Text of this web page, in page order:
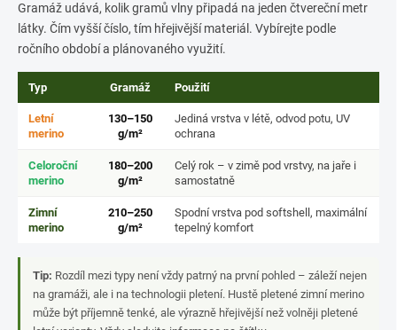
Gramáž udává, kolik gramů vlny připadá na jeden čtvereční metr
látky. Čím vyšší číslo, tím hřejivější materiál. Vybírejte podle
ročního období a plánovaného využití.
Typ Gramáž Použití
Letní
merino
130–150
g/m²
Jediná vrstva v létě, odvod potu, UV
ochrana
Celoroční
merino
180–200
g/m²
Celý rok – v zimě pod vrstvy, na jaře i
samostatně
Zimní
merino
210–250
g/m²
Spodní vrstva pod softshell, maximální
tepelný komfort
Tip: Rozdíl mezi typy není vždy patrný na první pohled – záleží nejen
na gramáži, ale i na technologii pletení. Hustě pletené zimní merino
může být příjemně tenké, ale výrazně hřejivější než volněji pletené